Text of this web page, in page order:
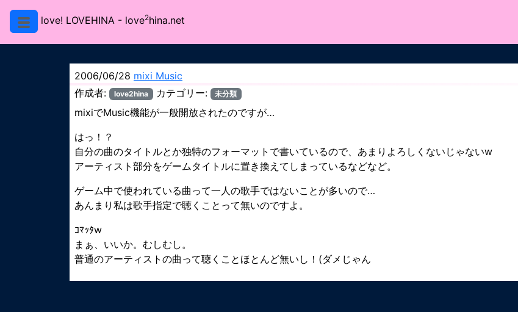
love! LOVEHINA - love2hina.net
2006/06/28 mixi Music
作成者:
love2hina カテゴリー: 未分類
mixiでMusic機能が一般開放されたのですが…
はっ！？
自分の曲のタイトルとか独特のフォーマットで書いているので、あまりよろしくないじゃないw
アーティスト部分をゲームタイトルに置き換えてしまっているなどなど。
ゲーム中で使われている曲って一人の歌手ではないことが多いので…
あんまり私は歌手指定で聴くことって無いのですよ。
ｺﾏｯﾀw
まぁ、いいか。むしむし。
普通のアーティストの曲って聴くことほとんど無いし！(ダメじゃん